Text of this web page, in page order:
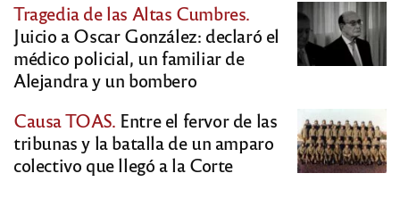
Tragedia de las Altas Cumbres.
Juicio a Oscar González: declaró el
médico policial, un familiar de
Alejandra y un bombero
Causa TOAS. Entre el fervor de las
tribunas y la batalla de un amparo
colectivo que llegó a la Corte